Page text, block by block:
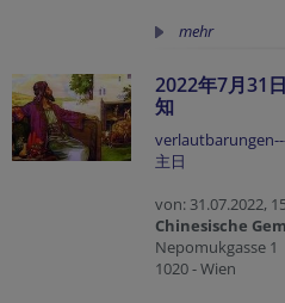
mehr
2022年7月31
知
主日
von: 31.07.2022,
Chinesische
Nepomukgasse 1
1020 - Wien